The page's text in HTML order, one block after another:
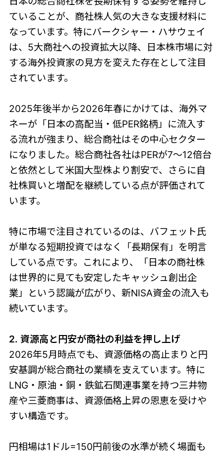
ていることが、商社株人気の大きな支援材料に
なっています。特にバークシャー・ハサウェイ
は、5大商社への投資拡大以降、日本株市場に対
する海外投資家の見方を変えた存在として注目
されています。
2025年後半から2026年春にかけては、海外マ
ネーが「日本の高配当・低PER銘柄」に流入す
る流れが強まり、総合商社はその中心セクター
になりました。総合商社各社はPERが7〜12倍台
と依然として米国大型株より割安で、さらに自
社株買いと増配を継続している点が評価されて
います。
特に市場で注目されているのは、バフェット氏
が単なる短期投資ではなく「長期保有」を明言
している点です。これにより、「日本の商社株
は世界的に見ても安定したキャッシュ創出企
業」という認識が広がり、新NISA資金の流入も
続いています。
2. 資源高と円安が商社の利益を押し上げ
2026年5月時点でも、資源価格の高止まりと円
安基調が総合商社の業績を支えています。特に
LNG・原油・銅・鉄鉱石関連事業を持つ三井物
産や三菱商事は、資源価格上昇の恩恵を受けや
すい構造です。
円相場は1ドル=150円前後の水準が続く場面も